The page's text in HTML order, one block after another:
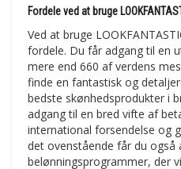
Fordele ved at bruge
Ved at bruge
fordele. Du får adgang til en
mere end 660 af verdens
finde en fantastisk og
bedste skønhedsprodukter i
adgang til en bred vifte af
international forsendelse og
det ovenstående får du også
belønningsprogrammer, der